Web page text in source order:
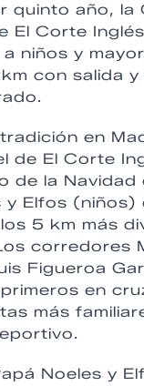
quinto año, la
El Corte
niños y
con salida y
en
de El Corte
de la
y Elfos (niños)
5 km más
corredores
Figueroa
en
más
Noeles y